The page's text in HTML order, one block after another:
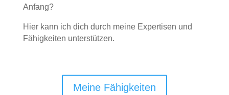
Anfang?
Hier kann ich dich durch meine Expertisen und
Fähigkeiten unterstützen.
Meine Fähigkeiten